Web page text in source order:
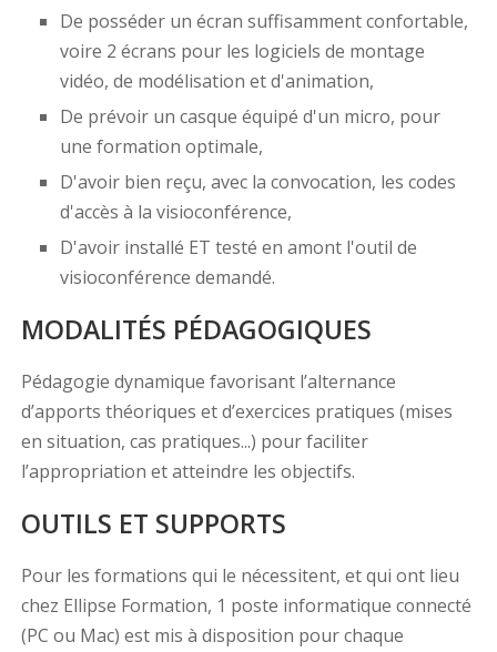
De posséder un écran suffisamment confortable,
voire 2 écrans pour les logiciels de montage
vidéo, de modélisation et d'animation,
De prévoir un casque équipé d'un micro, pour
une formation optimale,
D'avoir bien reçu, avec la convocation, les codes
d'accès à la visioconférence,
D'avoir installé ET testé en amont l'outil de
visioconférence demandé.
MODALITÉS PÉDAGOGIQUES
Pédagogie dynamique favorisant l’alternance
d’apports théoriques et d’exercices pratiques (mises
en situation, cas pratiques...) pour faciliter
l’appropriation et atteindre les objectifs.
OUTILS ET SUPPORTS
Pour les formations qui le nécessitent, et qui ont lieu
chez Ellipse Formation, 1 poste informatique connecté
(PC ou Mac) est mis à disposition pour chaque